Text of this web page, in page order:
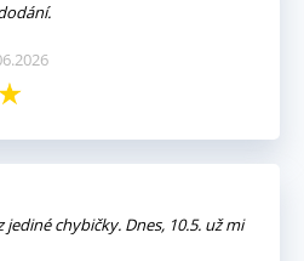
chybičky. Dnes, 10.5. už mi